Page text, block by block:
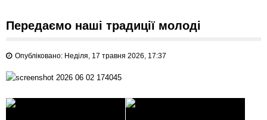
Передаємо наші традиції молоді
Опубліковано: Неділя, 17 травня 2026, 17:37